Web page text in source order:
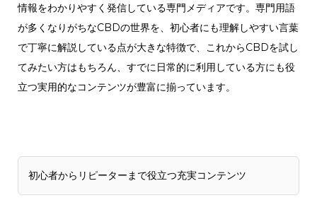
情報をわかりやすく発信している専門メディアです。専門用語
が多くなりがちなCBDの世界を、初心者にも理解しやすい言葉
で丁寧に解説している点が大きな特徴で、これからCBDを試し
てみたい方はもちろん、すでに日常的に利用している方にも役
立つ実用的なコンテンツが豊富に揃っています。
初心者からリピーターまで役立つ充実コンテンツ